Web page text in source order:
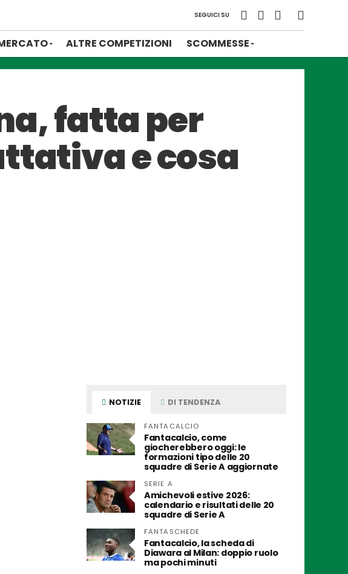
SEGUICI SU
ALTRE COMPETIZIONI SCOMMESSE
fatta per
e cosa
NOTIZIE DI TENDENZA
FANTACALCIO
Fantacalcio, come
giocherebbero oggi: le
formazioni tipo delle 20
squadre di Serie A aggiornate
SERIE A
Amichevoli estive 2026:
calendario e risultati delle 20
squadre di Serie A
FANTASCHEDE
Fantacalcio, la scheda di
Diawara al Milan: doppio ruolo
ma pochi minuti